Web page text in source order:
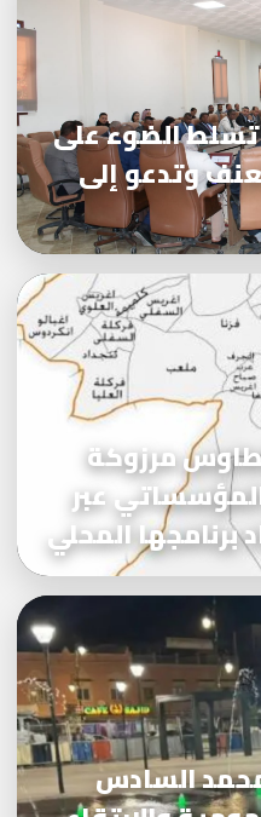
تسلط الضوء على
وتدعو إلى
مرزوكة
المؤسساتي عبر
المحلي
السادس